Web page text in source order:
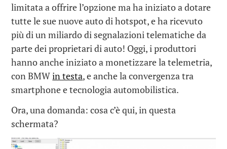
limitata a offrire l’opzione ma ha iniziato a dotare
tutte le sue nuove auto di hotspot, e ha ricevuto
più di un miliardo di segnalazioni telematiche da
parte dei proprietari di auto! Oggi, i produttori
hanno anche iniziato a monetizzare la telemetria,
con BMWin testa, e anche la convergenza tra
smartphone e tecnologia automobilistica.
Ora, una domanda: cosa c’è qui, in questa
schermata?